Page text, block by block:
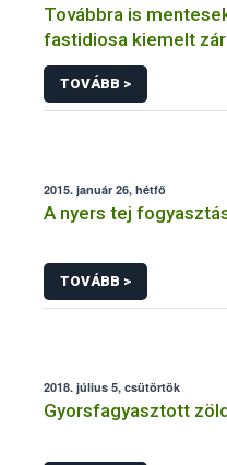
Továbbra is
fastidiosa kiemelt
megelőzés
TOVÁBB >
2015. január 26, hétfő
A nyers tej
TOVÁBB >
2018. július 5, csütörtök
Gyorsfagyasztott